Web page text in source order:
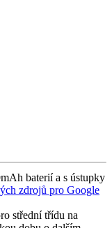
baterií a s ústupky
zdrojů pro Google
střední třídu na